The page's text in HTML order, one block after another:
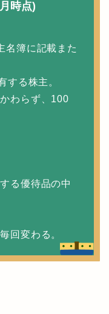
時点)
簿に記載また
る株主。
わらず、100
る優待品の中
回変わる。